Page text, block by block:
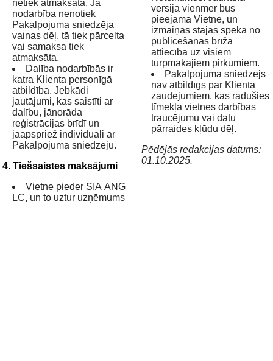
netiek atmaksāta. Ja
nodarbība nenotiek
Pakalpojuma sniedzēja
vainas dēļ, tā tiek pārcelta
vai samaksa tiek
atmaksāta.
Dalība nodarbībās ir
katra Klienta personīgā
atbildība. Jebkādi
jautājumi, kas saistīti ar
dalību, jānorāda
reģistrācijas brīdī un
jāapspriež individuāli ar
Pakalpojuma sniedzēju.
4. Tiešsaistes maksājumi
Vietne pieder SIA ANG
LC, un to uztur uzņēmums
versija vienmēr būs
pieejama Vietnē, un
izmaiņas stājas spēkā no
publicēšanas brīža
attiecībā uz visiem
turpmākajiem pirkumiem.
Pakalpojuma sniedzējs
nav atbildīgs par Klienta
zaudējumiem, kas radušies
tīmekļa vietnes darbības
traucējumu vai datu
pārraides kļūdu dēļ.
Pēdējās redakcijas datums:
01.10.2025.